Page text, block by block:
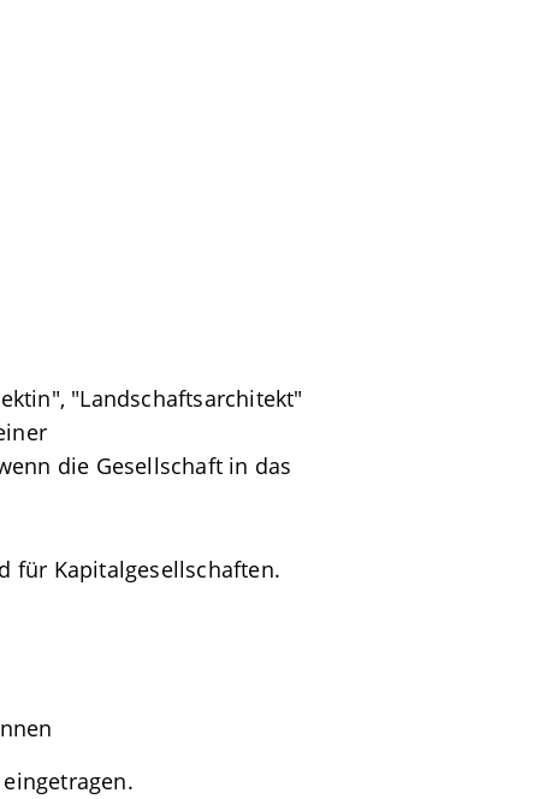
"Landschaftsarchitekt"
die Gesellschaft in das
für Kapitalgesellschaften.